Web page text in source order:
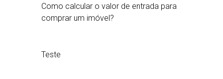
Como calcular o valor de entrada para
comprar um imóvel?
Teste